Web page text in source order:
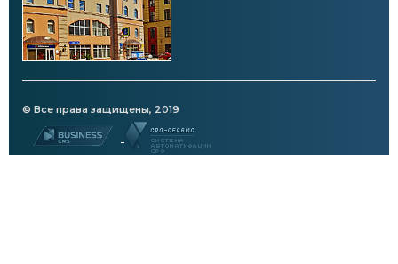
© Все права защищены, 2019